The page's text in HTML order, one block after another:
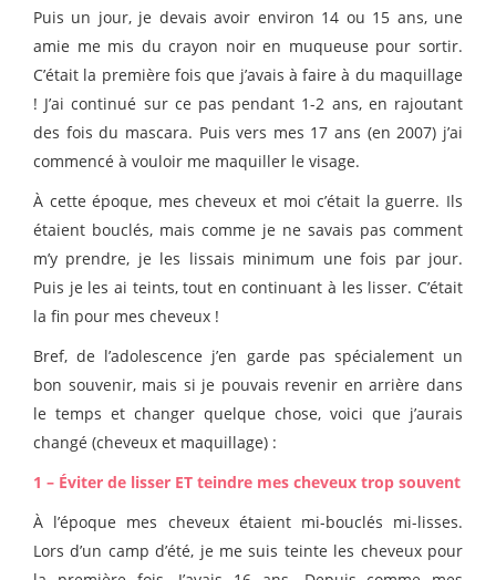
Puis un jour, je devais avoir environ 14 ou 15 ans, une
amie me mis du crayon noir en muqueuse pour sortir.
C’était la première fois que j’avais à faire à du maquillage
! J’ai continué sur ce pas pendant 1-2 ans, en rajoutant
des fois du mascara. Puis vers mes 17 ans (en 2007) j’ai
commencé à vouloir me maquiller le visage.
À cette époque, mes cheveux et moi c’était la guerre. Ils
étaient bouclés, mais comme je ne savais pas comment
m’y prendre, je les lissais minimum une fois par jour.
Puis je les ai teints, tout en continuant à les lisser. C’était
la fin pour mes cheveux !
Bref, de l’adolescence j’en garde pas spécialement un
bon souvenir, mais si je pouvais revenir en arrière dans
le temps et changer quelque chose, voici que j’aurais
changé (cheveux et maquillage) :
1 – Éviter de lisser ET teindre mes cheveux trop souvent
À l’époque mes cheveux étaient mi-bouclés mi-lisses.
Lors d’un camp d’été, je me suis teinte les cheveux pour